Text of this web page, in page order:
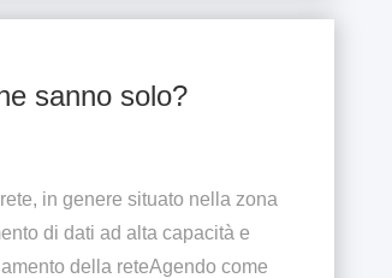
sanno solo?
in genere situato nella zona
di dati ad alta capacità e
della reteAgendo come